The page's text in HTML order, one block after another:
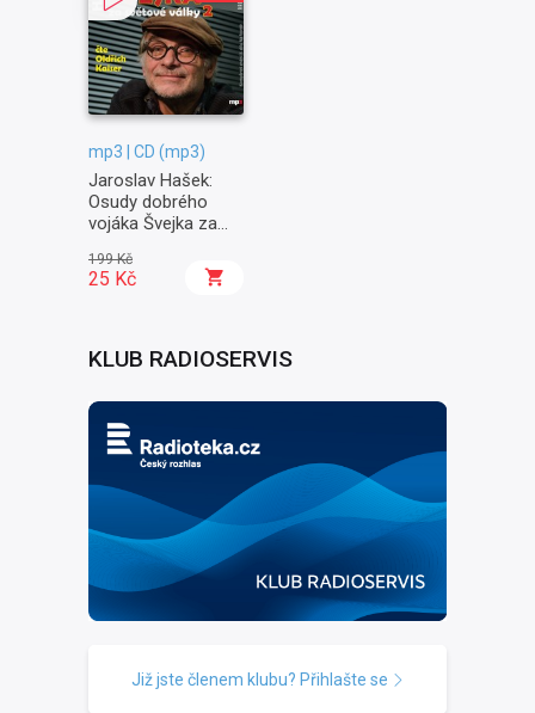
mp3 | CD (mp3)
Jaroslav Hašek:
Osudy dobrého
vojáka Švejka za
Na frontě
199 Kč
25 Kč
KLUB RADIOSERVIS
Již jste členem klubu? Přihlašte se